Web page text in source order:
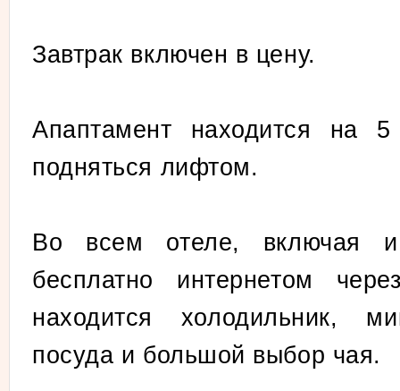
Завтрак включен в цену.
Апаптамент находится
подняться лифтом.
Во всем отеле, включая и
бесплатно интернетом
находится холодильник,
посуда и большой выбор чая.